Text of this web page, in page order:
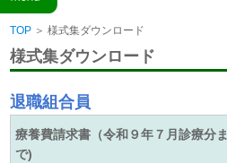
TOP ＞ 様式集ダウンロード
様式集ダウンロード
退職組合員
療養費請求書（令和９年７月診療分ま
で)